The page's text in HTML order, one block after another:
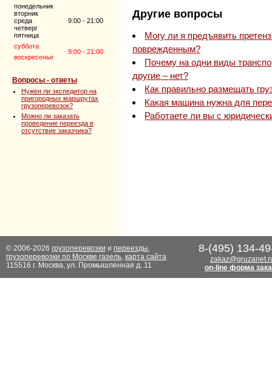
понедельник
вторник
среда
четверг
пятница
9:00 - 21:00
суббота
9:00 - 21:00
воскресенье
Вопросы - ответы
Нужен ли экспедитор на
пригородных маршрутах
грузоперевозок?
Можно ли заказать
проведение переезда в
отсутствие заказчика?
Другие вопросы
Могу ли я предъявить
поврежденным?
Почему на одни виды
другие – нет?
Как правильно размещать
Какая машина нужна для
Работаете ли вы с
© 2006-2026 грузоперевозки и переезды,
грузоперевозки по Москве газель, карта сайта
115516 г. Москва, ул. Промышленная д. 11
8-(495) 134-
on-line форма